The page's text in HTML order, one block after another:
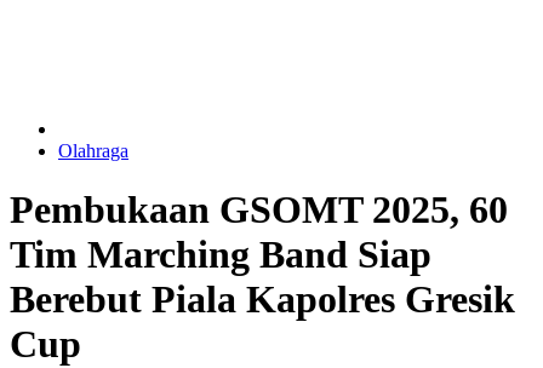
Olahraga
Pembukaan GSOMT 2025, 60
Tim Marching Band Siap
Berebut Piala Kapolres Gresik
Cup